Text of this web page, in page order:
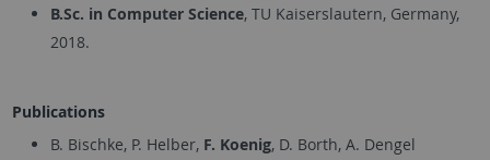
B.Sc. in Computer Science, TU Kaiserslautern, Germany,
2018.
Publications
B. Bischke, P. Helber, F. Koenig, D. Borth, A. Dengel